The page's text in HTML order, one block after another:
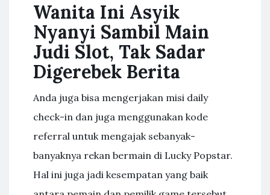
Wanita Ini Asyik
Nyanyi Sambil Main
Judi Slot, Tak Sadar
Digerebek Berita
Anda juga bisa mengerjakan misi daily
check-in dan juga menggunakan kode
referral untuk mengajak sebanyak-
banyaknya rekan bermain di Lucky Popstar.
Hal ini juga jadi kesempatan yang baik